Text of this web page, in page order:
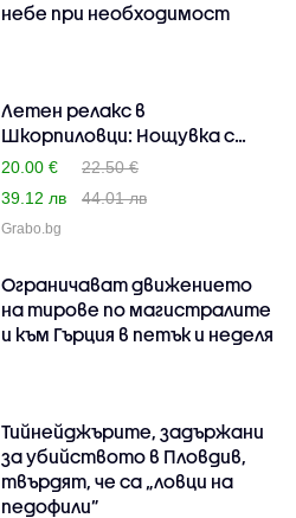
небе при необходимост
Летен релакс в
Шкорпиловци: Нощувка с
възмож..
20.00 €
22.50 €
39.12 лв
44.01 лв
Grabo.bg
Ограничават движението
на тирове по магистралите
и към Гърция в петък и неделя
Тийнейджърите, задържани
за убийството в Пловдив,
твърдят, че са „ловци на
педофили”